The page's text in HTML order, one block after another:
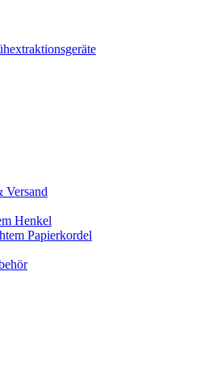
Versand
Henkel
Papierkordel